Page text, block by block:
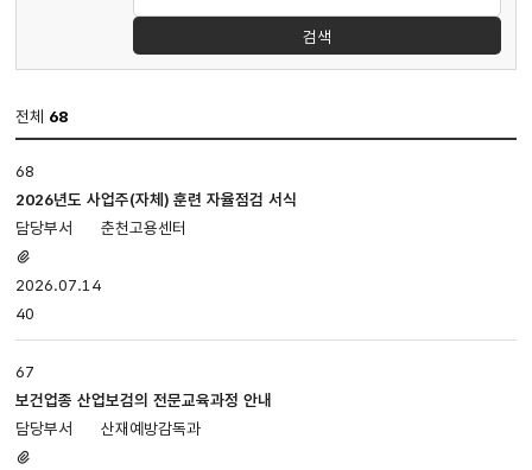
검색
전체 68
게시판
입니다.
번호,
제목,
첨부파일,
담당부서,
등록일,
조회로
나누어져
있습니다.
68
2026년도 사업주(자체) 훈련 자율점검 서식
춘천고용센터
있음
2026.07.14
40
67
보건업종 산업보검의 전문교육과정 안내
산재예방감독과